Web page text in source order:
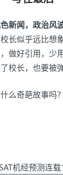
新闻，政治风
长似乎远比想
做好引用，少
长，也要被弹
么奇葩故事吗
机经预测连